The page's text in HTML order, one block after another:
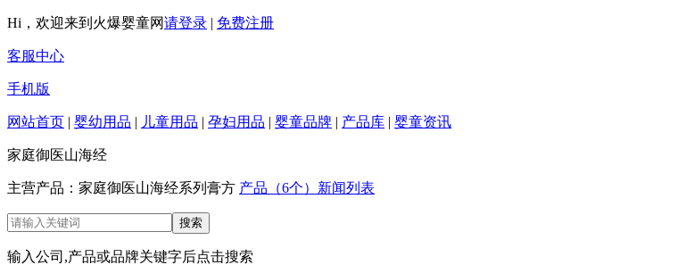
Hi，欢迎来到火爆婴童网请登录 | 免费注册
客服中心
手机版
网站首页 | 婴幼用品 | 儿童用品 | 孕妇用品 | 婴童品牌 | 产品库 | 婴童资讯
家庭御医山海经
主营产品：家庭御医山海经系列膏方 产品（6个） 新闻列表
输入公司,产品或品牌关键字后点击搜索